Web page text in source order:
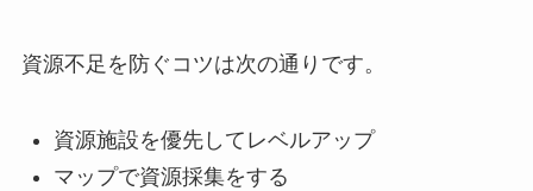
資源不足を防ぐコツは次の通りです。
資源施設を優先してレベルアップ
マップで資源採集をする